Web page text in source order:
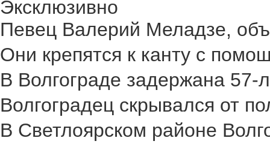
Эксклюзивно
Певец Валерий Меладзе,
Они крепятся к канту с
В Волгограде задержана 57-
Волгоградец скрывался от
В Светлоярском районе